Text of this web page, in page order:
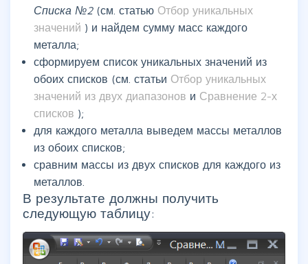
Списка №2 (см. статью Отбор уникальных
значений ) и найдем сумму масс каждого
металла;
сформируем список уникальных значений из
обоих списков (см. статьи Отбор уникальных
значений из двух диапазонов и Сравнение 2-х
списков );
для каждого металла выведем массы металлов
из обоих списков;
сравним массы из двух списков для каждого из
металлов.
В результате должны получить
следующую таблицу: